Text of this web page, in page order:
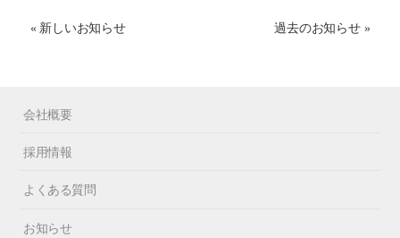
« 新しいお知らせ 過去のお知らせ »
会社概要
採用情報
よくある質問
お知らせ